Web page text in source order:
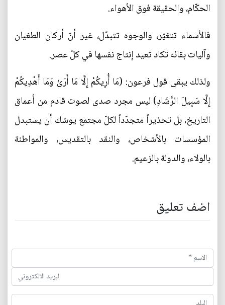
الحكّام، والحقيقة فوق الأهواء.
فالأسماء تتغيّر، والوجوه تتبدّل، غير أنّ أركان الطغيان
وآليات بقائه تكاد تعيد إنتاج نفسها في كلّ عصر.
ولذلك يبقى قول فرعون: (مَا أُرِيكُمْ إِلَّا مَا أَرَىٰ وَمَا أَهْدِيكُمْ
إِلَّا سَبِيلَ الرَّشَادِ) ليس مجرد صدى لصوت قادم من أعماق
التاريخ، بل تحذيراً متجدّداً لكلّ مجتمع يوشك أن يستبدل
المؤسسات بالأشخاص، والنقد بالتقديس، والمواطنة
بالولاء، والدولة بالزعيم.
اضف تعليق